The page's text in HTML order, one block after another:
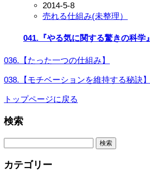
2014-5-8
売れる仕組み(未整理）
041.『やる気に関する驚きの科学』
036.【たった一つの仕組み】
038.【モチベーションを維持する秘訣】
トップページに戻る
検索
カテゴリー